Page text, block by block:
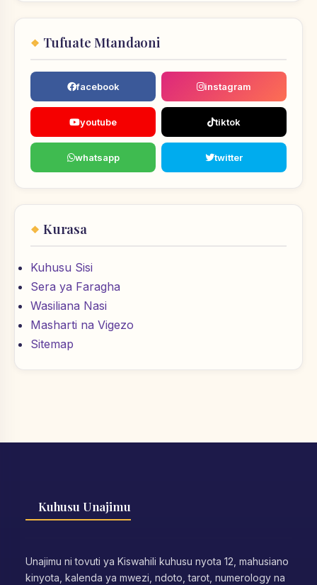
Tufuate Mtandaoni
facebook instagram
youtube tiktok
whatsapp twitter
Kurasa
Kuhusu Sisi
Sera ya Faragha
Wasiliana Nasi
Masharti na Vigezo
Sitemap
Kuhusu Unajimu
Unajimu ni tovuti ya Kiswahili kuhusu nyota 12, mahusiano
kinyota, kalenda ya mwezi, ndoto, tarot, numerology na